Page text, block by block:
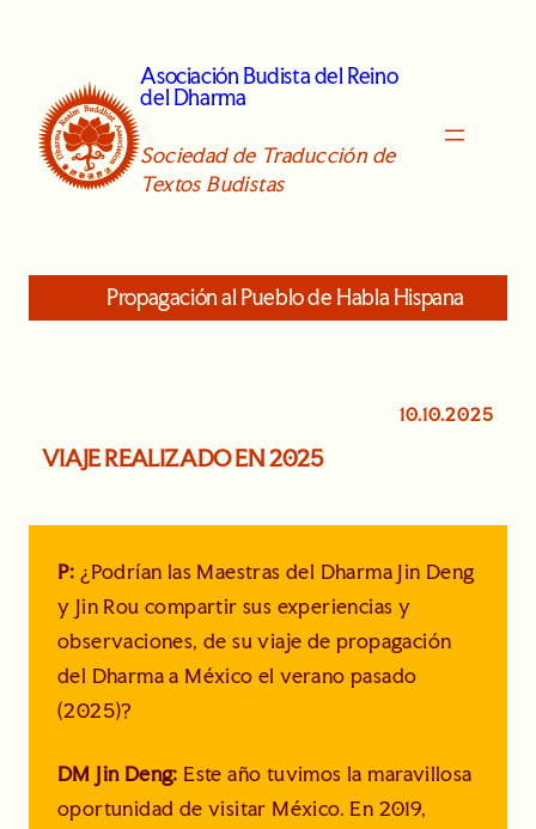
content
Asociación Budista del Reino
del Dharma
Sociedad de Traducción de
Textos Budistas
Propagación al Pueblo de Habla Hispana
VIAJE REALIZADO EN 2025
10.10.2025
P: ¿Podrían las Maestras del Dharma Jin Deng
y Jin Rou compartir sus experiencias y
observaciones, de su viaje de propagación
del Dharma a México el verano pasado
(2025)?
DM Jin Deng: Este año tuvimos la maravillosa
oportunidad de visitar México. En 2019,